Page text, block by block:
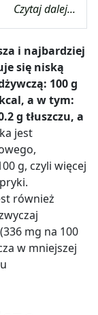
Czytaj dalej...
i najbardziej
się niską
100 g
a w tym:
g tłuszczu, a
jest
g, czyli więcej
również
mg na 100
w mniejszej